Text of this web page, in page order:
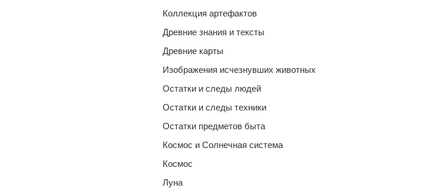
Коллекция артефактов
Древние знания и тексты
Древние карты
Изображения исчезнувших животных
Остатки и следы людей
Остатки и следы техники
Остатки предметов быта
Космос и Солнечная система
Космос
Луна